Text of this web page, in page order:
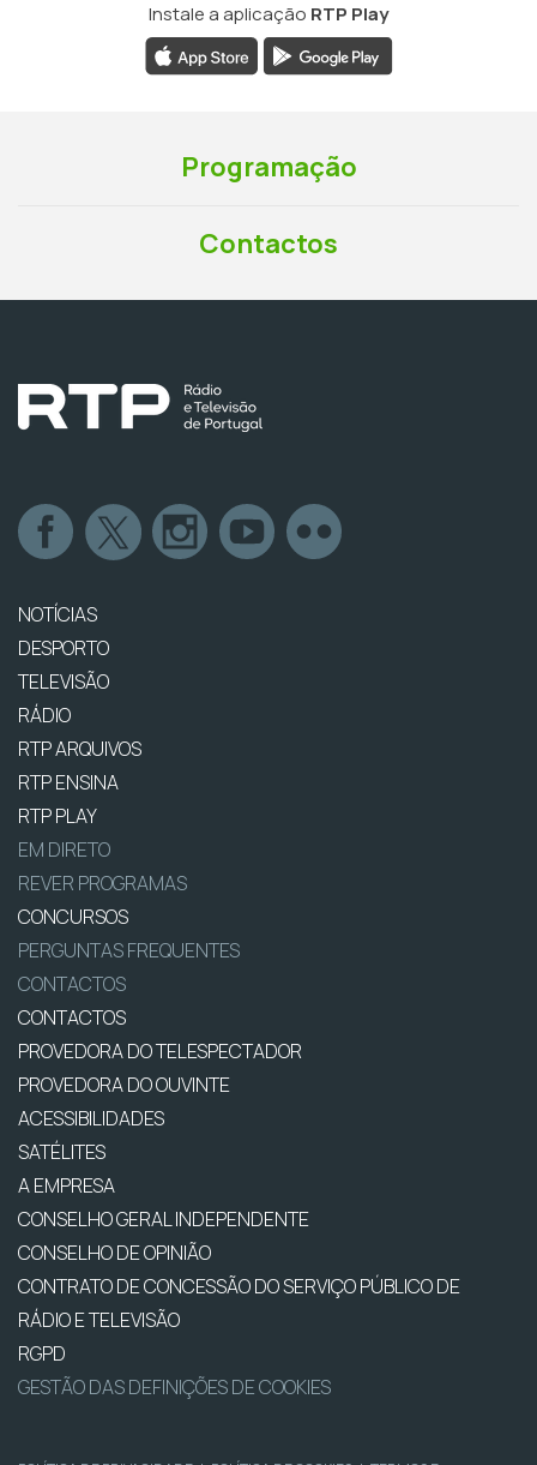
Instale a aplicação RTP Play
Programação
Contactos
NOTÍCIAS
DESPORTO
TELEVISÃO
RÁDIO
RTP ARQUIVOS
RTP ENSINA
RTP PLAY
EM DIRETO
REVER PROGRAMAS
CONCURSOS
PERGUNTAS FREQUENTES
CONTACTOS
CONTACTOS
PROVEDORA DO TELESPECTADOR
PROVEDORA DO OUVINTE
ACESSIBILIDADES
SATÉLITES
A EMPRESA
CONSELHO GERAL INDEPENDENTE
CONSELHO DE OPINIÃO
CONTRATO DE CONCESSÃO DO SERVIÇO PÚBLICO DE
RÁDIO E TELEVISÃO
RGPD
GESTÃO DAS DEFINIÇÕES DE COOKIES